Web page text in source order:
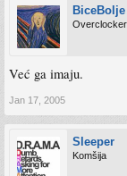
BiceBolje
Overclocker
Već ga imaju.
Jan 17, 2005
Sleeper
Komšija